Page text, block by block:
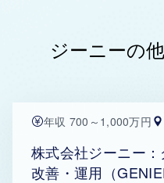
ジーニーの
年収 700～1,000万円
株式会社ジーニー
改善・運用（